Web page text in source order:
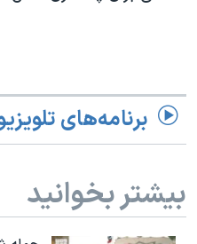
صفحه‌های ویژه
سفر پرزیدنت ترامپ به چین
برنامه‌های
بیشتر بخوانید